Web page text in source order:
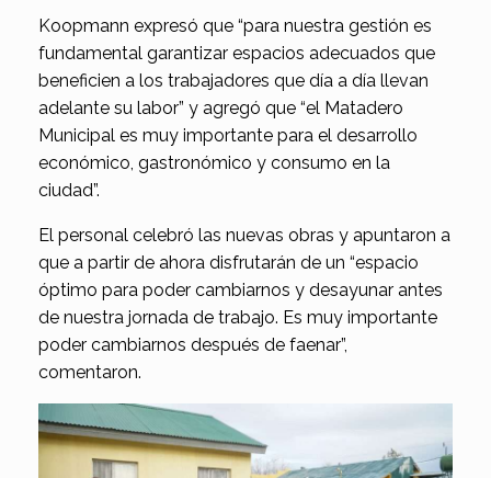
Koopmann expresó que “para nuestra gestión es
fundamental garantizar espacios adecuados que
beneficien a los trabajadores que día a día llevan
adelante su labor” y agregó que “el Matadero
Municipal es muy importante para el desarrollo
económico, gastronómico y consumo en la
ciudad”.
El personal celebró las nuevas obras y apuntaron a
que a partir de ahora disfrutarán de un “espacio
óptimo para poder cambiarnos y desayunar antes
de nuestra jornada de trabajo. Es muy importante
poder cambiarnos después de faenar”,
comentaron.